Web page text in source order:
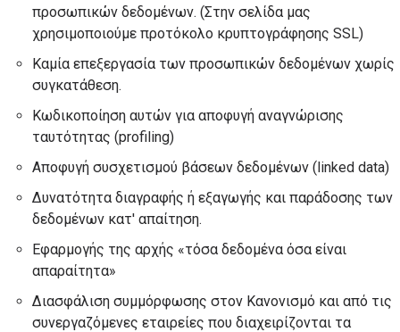
προσωπικών δεδομένων. (Στην σελίδα μας
χρησιμοποιούμε προτόκολο κρυπτογράφησης SSL)
Καμία επεξεργασία των προσωπικών δεδομένων χωρίς
συγκατάθεση.
Κωδικοποίηση αυτών για αποφυγή αναγνώρισης
ταυτότητας (profiling)
Αποφυγή συσχετισμού βάσεων δεδομένων (linked data)
Δυνατότητα διαγραφής ή εξαγωγής και παράδοσης των
δεδομένων κατ' απαίτηση.
Εφαρμογής της αρχής «τόσα δεδομένα όσα είναι
απαραίτητα»
Διασφάλιση συμμόρφωσης στον Κανονισμό και από τις
συνεργαζόμενες εταιρείες που διαχειρίζονται τα